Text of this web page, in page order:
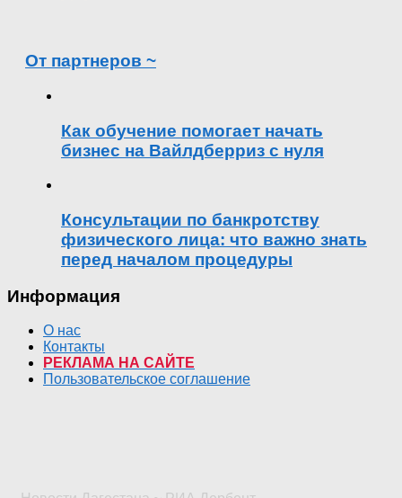
От партнеров ~
Как обучение помогает начать
бизнес на Вайлдберриз с нуля
Консультации по банкротству
физического лица: что важно знать
перед началом процедуры
Информация
О нас
Контакты
РЕКЛАМА НА САЙТЕ
Пользовательское соглашение